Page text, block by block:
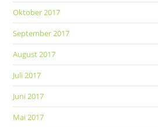
Oktober 2017
September 2017
August 2017
Juli 2017
Juni 2017
Mai 2017